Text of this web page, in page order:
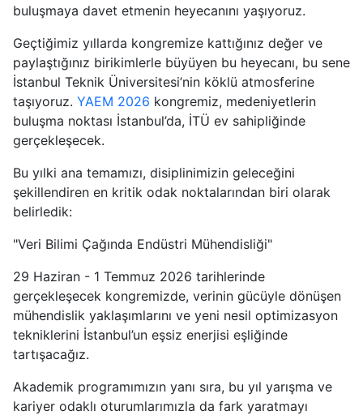
buluşmaya davet etmenin heyecanını yaşıyoruz.
Geçtiğimiz yıllarda kongremize kattığınız değer ve
paylaştığınız birikimlerle büyüyen bu heyecanı, bu sene
İstanbul Teknik Üniversitesi’nin köklü atmosferine
taşıyoruz. YAEM 2026 kongremiz, medeniyetlerin
buluşma noktası İstanbul’da, İTÜ ev sahipliğinde
gerçekleşecek.
Bu yılki ana temamızı, disiplinimizin geleceğini
şekillendiren en kritik odak noktalarından biri olarak
belirledik:
"Veri Bilimi Çağında Endüstri Mühendisliği"
29 Haziran - 1 Temmuz 2026 tarihlerinde
gerçekleşecek kongremizde, verinin gücüyle dönüşen
mühendislik yaklaşımlarını ve yeni nesil optimizasyon
tekniklerini İstanbul’un eşsiz enerjisi eşliğinde
tartışacağız.
Akademik programımızın yanı sıra, bu yıl yarışma ve
kariyer odaklı oturumlarımızla da fark yaratmayı